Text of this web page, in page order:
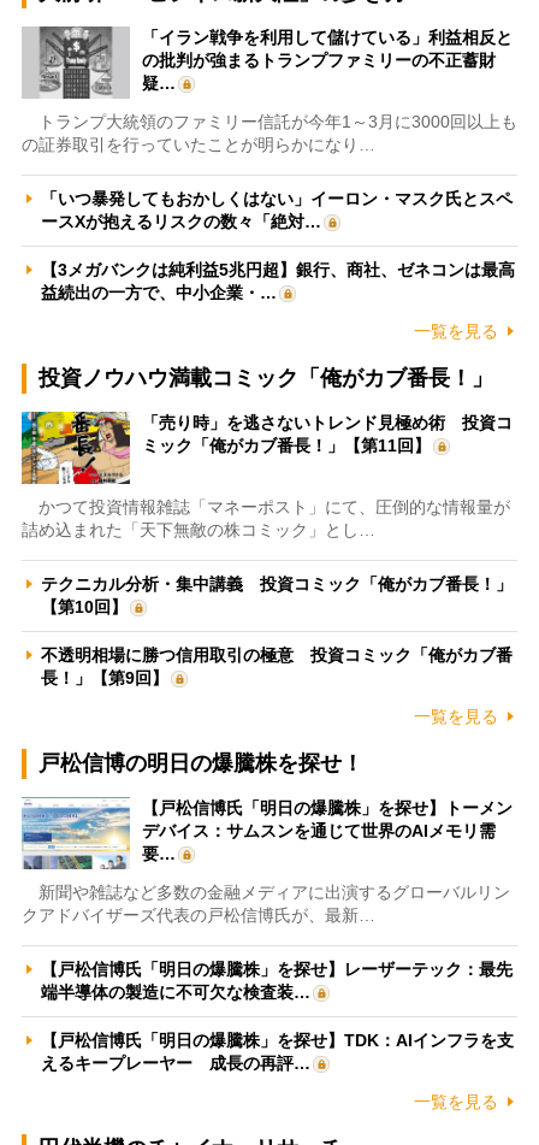
「イラン戦争を利用して儲けている」利益相反と
の批判が強まるトランプファミリーの不正蓄財
疑…
トランプ大統領のファミリー信託が今年1～3月に3000回以上も
の証券取引を行っていたことが明らかになり…
「いつ暴発してもおかしくはない」イーロン・マスク氏とスペ
ースXが抱えるリスクの数々「絶対…
【3メガバンクは純利益5兆円超】銀行、商社、ゼネコンは最高
益続出の一方で、中小企業・…
一覧を見る
投資ノウハウ満載コミック「俺がカブ番長！」
「売り時」を逃さないトレンド見極め術 投資コ
ミック「俺がカブ番長！」【第11回】
かつて投資情報雑誌「マネーポスト」にて、圧倒的な情報量が
詰め込まれた「天下無敵の株コミック」とし…
テクニカル分析・集中講義 投資コミック「俺がカブ番長！」
【第10回】
不透明相場に勝つ信用取引の極意 投資コミック「俺がカブ番
長！」【第9回】
一覧を見る
戸松信博の明日の爆騰株を探せ！
【戸松信博氏「明日の爆騰株」を探せ】トーメン
デバイス：サムスンを通じて世界のAIメモリ需
要…
新聞や雑誌など多数の金融メディアに出演するグローバルリン
クアドバイザーズ代表の戸松信博氏が、最新…
【戸松信博氏「明日の爆騰株」を探せ】レーザーテック：最先
端半導体の製造に不可欠な検査装…
【戸松信博氏「明日の爆騰株」を探せ】TDK：AIインフラを支
えるキープレーヤー 成長の再評…
一覧を見る